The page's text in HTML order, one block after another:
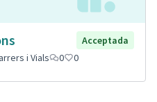
Acceptada
i Vials 0 0